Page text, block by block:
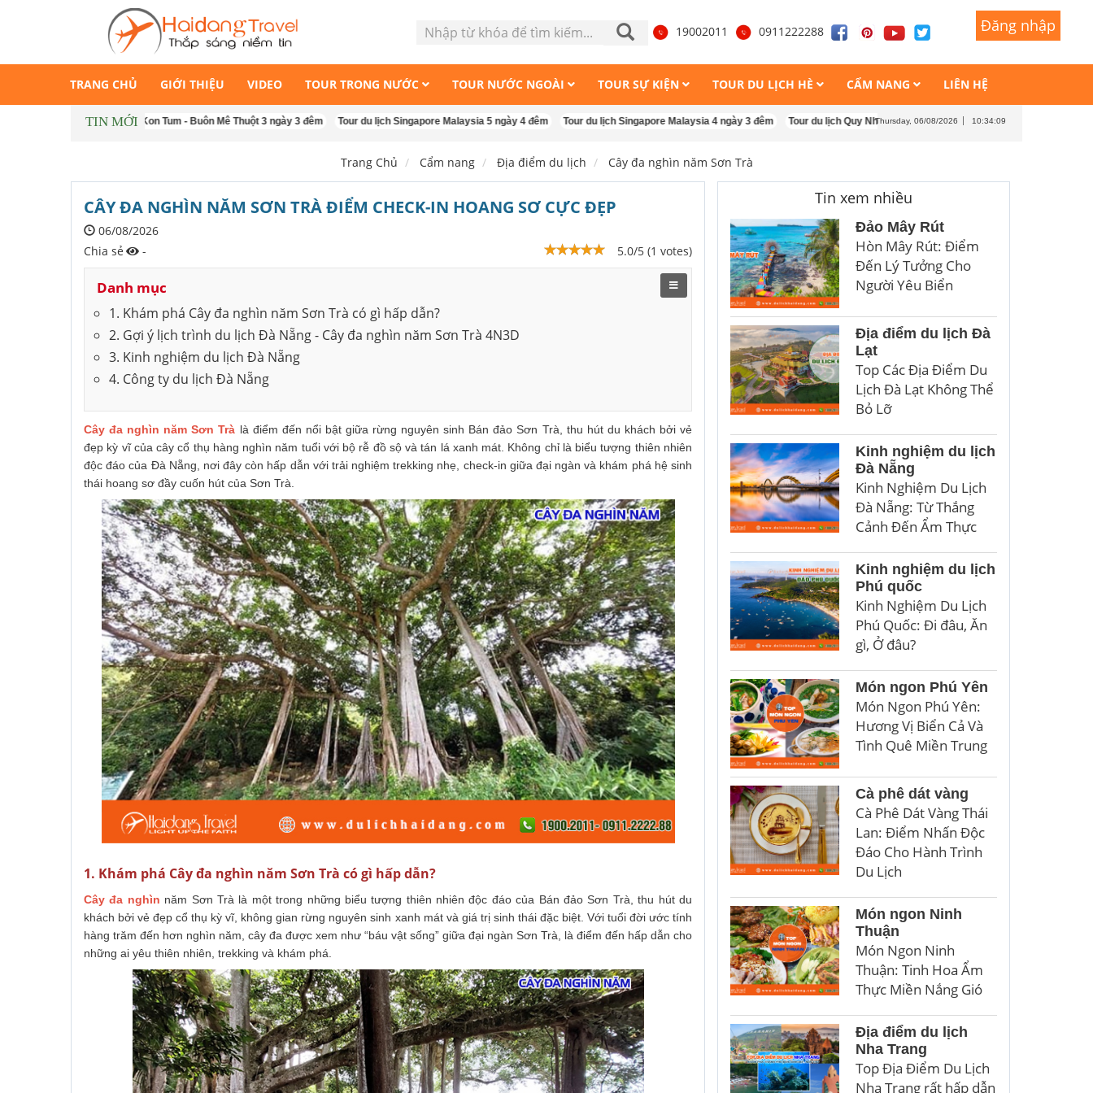
Đăng nhập
19002011 0911222288 Đăng nhập
TRANG CHỦ GIỚI THIỆU VIDEO TOUR TRONG NƯỚC TOUR NƯỚC NGOÀI TOUR SỰ KIỆN TOUR DU LỊCH HÈ CẨM NANG LIÊN HỆ
TIN MỚI
Tour Măng Đen - Kon Tum - Buôn Mê Thuột 3 ngày 3 đêm Tour du lịch Singapore Malaysia 5 ngày 4 đêm Tour du lịch Singapore Malaysia 4 ngày 3 đêm Tour du lịch Quy Nhơn Kỳ Co Eo Gió 3 ngày 3 đêm Tour Quy Nhơn Đảo
Thursday, 06/08/2026 10:34:10
Trang Chủ Cẩm nang Địa điểm du lịch Cây đa nghìn năm Sơn Trà
CÂY ĐA NGHÌN NĂM SƠN TRÀ ĐIỂM CHECK-IN HOANG SƠ CỰC ĐẸP
06/08/2026
5.0/5 (1 votes)
Chia sẻ -
Danh mục
1. Khám phá Cây đa nghìn năm Sơn Trà có gì hấp dẫn?
2. Gợi ý lịch trình du lịch Đà Nẵng - Cây đa nghìn năm Sơn Trà 4N3D
3. Kinh nghiệm du lịch Đà Nẵng
4. Công ty du lịch Đà Nẵng
Cây đa nghìn năm Sơn Trà là điểm đến nổi bật giữa rừng nguyên sinh Bán đảo Sơn Trà, thu hút du khách bởi vẻ
đẹp kỳ vĩ của cây cổ thụ hàng nghìn năm tuổi với bộ rễ đồ sộ và tán lá xanh mát. Không chỉ là biểu tượng thiên nhiên
độc đáo của Đà Nẵng, nơi đây còn hấp dẫn với trải nghiệm trekking nhẹ, check-in giữa đại ngàn và khám phá hệ sinh
thái hoang sơ đầy cuốn hút của Sơn Trà.
1. Khám phá Cây đa nghìn năm Sơn Trà có gì hấp dẫn?
Cây đa nghìn năm Sơn Trà là một trong những biểu tượng thiên nhiên độc đáo của Bán đảo Sơn Trà, thu hút du
khách bởi vẻ đẹp cổ thụ kỳ vĩ, không gian rừng nguyên sinh xanh mát và giá trị sinh thái đặc biệt. Với tuổi đời ước tính
hàng trăm đến hơn nghìn năm, cây đa được xem như “báu vật sống” giữa đại ngàn Sơn Trà, là điểm đến hấp dẫn cho
những ai yêu thiên nhiên, trekking và khám phá.
Tin xem nhiều
Đảo Mây Rút
Hòn Mây Rút: Điểm
Đến Lý Tưởng Cho
Người Yêu Biển
Địa điểm du lịch Đà
Lạt
Top Các Địa Điểm Du
Lịch Đà Lạt Không Thể
Bỏ Lỡ
Kinh nghiệm du lịch
Đà Nẵng
Kinh Nghiệm Du Lịch
Đà Nẵng: Từ Thắng
Cảnh Đến Ẩm Thực
Kinh nghiệm du lịch
Phú quốc
Kinh Nghiệm Du Lịch
Phú Quốc: Đi đâu, Ăn
gì, Ở đâu?
Món ngon Phú Yên
Món Ngon Phú Yên:
Hương Vị Biển Cả Và
Tình Quê Miền Trung
Cà phê dát vàng
Cà Phê Dát Vàng Thái
Lan: Điểm Nhấn Độc
Đáo Cho Hành Trình
Du Lịch
Món ngon Ninh
Thuận
Món Ngon Ninh
Thuận: Tinh Hoa Ẩm
Thực Miền Nắng Gió
Địa điểm du lịch
Nha Trang
Top Địa Điểm Du Lịch
Nha Trang rất hấp dẫn